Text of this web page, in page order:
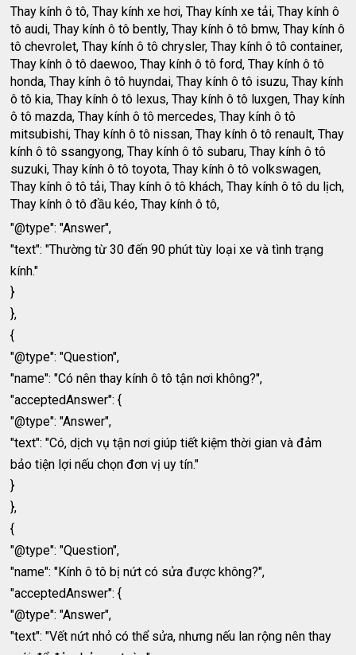
Thay kính ô tô, Thay kính xe hơi, Thay kính xe tải, Thay kính ô
tô audi, Thay kính ô tô bently, Thay kính ô tô bmw, Thay kính ô
tô chevrolet, Thay kính ô tô chrysler, Thay kính ô tô container,
Thay kính ô tô daewoo, Thay kính ô tô ford, Thay kính ô tô
honda, Thay kính ô tô huyndai, Thay kính ô tô isuzu, Thay kính
ô tô kia, Thay kính ô tô lexus, Thay kính ô tô luxgen, Thay kính
ô tô mazda, Thay kính ô tô mercedes, Thay kính ô tô
mitsubishi, Thay kính ô tô nissan, Thay kính ô tô renault, Thay
kính ô tô ssangyong, Thay kính ô tô subaru, Thay kính ô tô
suzuki, Thay kính ô tô toyota, Thay kính ô tô volkswagen,
Thay kính ô tô tải, Thay kính ô tô khách, Thay kính ô tô du lịch,
Thay kính ô tô đầu kéo, Thay kính ô tô,
"@type": "Answer",
"text": "Thường từ 30 đến 90 phút tùy loại xe và tình trạng
kính."
}
},
{
"@type": "Question",
"name": "Có nên thay kính ô tô tận nơi không?",
"acceptedAnswer": {
"@type": "Answer",
"text": "Có, dịch vụ tận nơi giúp tiết kiệm thời gian và đảm
bảo tiện lợi nếu chọn đơn vị uy tín."
}
},
{
"@type": "Question",
"name": "Kính ô tô bị nứt có sửa được không?",
"acceptedAnswer": {
"@type": "Answer",
"text": "Vết nứt nhỏ có thể sửa, nhưng nếu lan rộng nên thay